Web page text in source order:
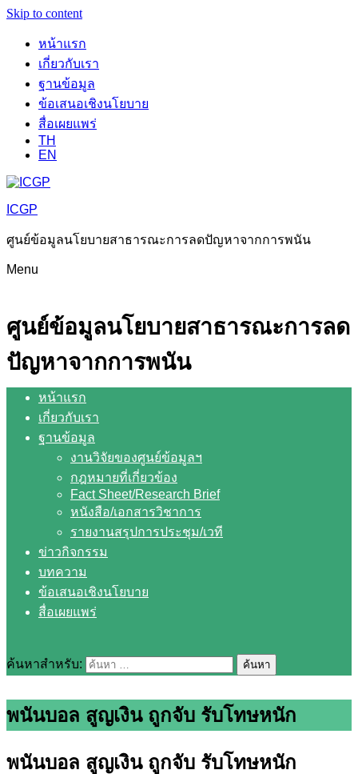
Skip to content
หน้าแรก
เกี่ยวกับเรา
ฐานข้อมูล
ข้อเสนอเชิงนโยบาย
สื่อเผยแพร่
TH
EN
ICGP
ศูนย์ข้อมูลนโยบายสาธารณะการลดปัญหาจากการพนัน
Menu
ศูนย์ข้อมูลนโยบายสาธารณะการลด
ปัญหาจากการพนัน
หน้าแรก
เกี่ยวกับเรา
ฐานข้อมูล
งานวิจัยของศูนย์ข้อมูลฯ
กฎหมายที่เกี่ยวข้อง
Fact Sheet/Research Brief
หนังสือ/เอกสารวิชาการ
รายงานสรุปการประชุม/เวที
ข่าวกิจกรรม
บทความ
ข้อเสนอเชิงนโยบาย
สื่อเผยแพร่
ค้นหาสำหรับ:
พนันบอล สูญเงิน ถูกจับ รับโทษหนัก
พนันบอล สูญเงิน ถูกจับ รับโทษหนัก